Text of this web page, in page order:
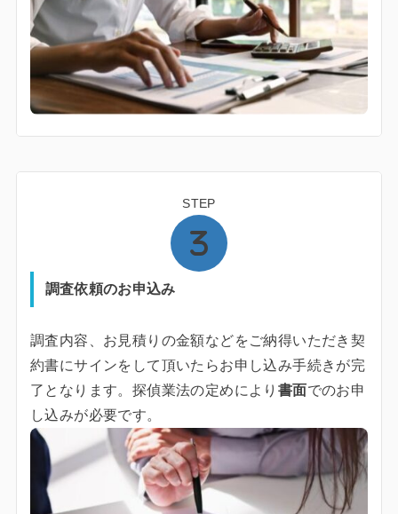
STEP
調査依頼のお申込み
調査内容、お見積りの金額などをご納得いただき契
約書にサインをして頂いたらお申し込み手続きが完
了となります。探偵業法の定めにより 書面でのお申
し込みが必要です。